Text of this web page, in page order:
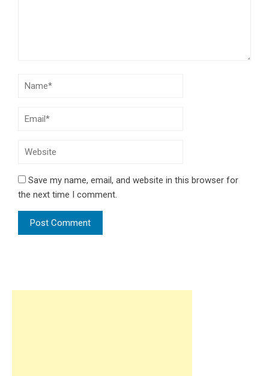
Save my name, email, and website in this browser for
the next time I comment.